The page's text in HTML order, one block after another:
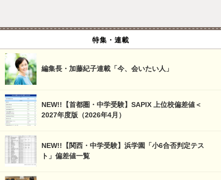
特集・連載
編集長・加藤紀子連載「今、会いたい人」
NEW!!【首都圏・中学受験】SAPIX 上位校偏差値＜
2027年度版（2026年4月）
NEW!!【関西・中学受験】浜学園「小6合否判定テス
ト」偏差値一覧